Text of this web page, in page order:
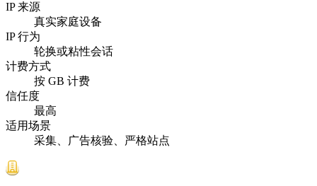
IP 来源
真实家庭设备
IP 行为
轮换或粘性会话
计费方式
按 GB 计费
信任度
最高
适用场景
采集、广告核验、严格站点